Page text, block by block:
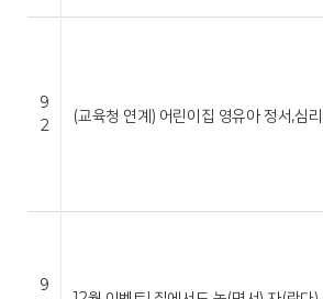
9
2
(교육청 연계) 어린이집 영유아 정서,심
9